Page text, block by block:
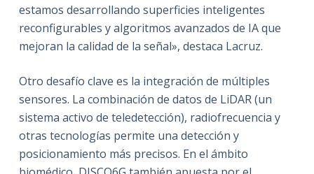
estamos desarrollando superficies inteligentes
reconfigurables y algoritmos avanzados de IA que
mejoran la calidad de la señal», destaca Lacruz.
Otro desafío clave es la integración de múltiples
sensores. La combinación de datos de LiDAR (un
sistema activo de teledetección), radiofrecuencia y
otras tecnologías permite una detección y
posicionamiento más precisos. En el ámbito